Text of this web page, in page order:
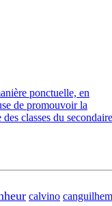
ponctuelle, en
de promouvoir la
classes du secondaire
calvino canguilhem